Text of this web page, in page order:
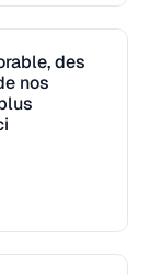
des
nos